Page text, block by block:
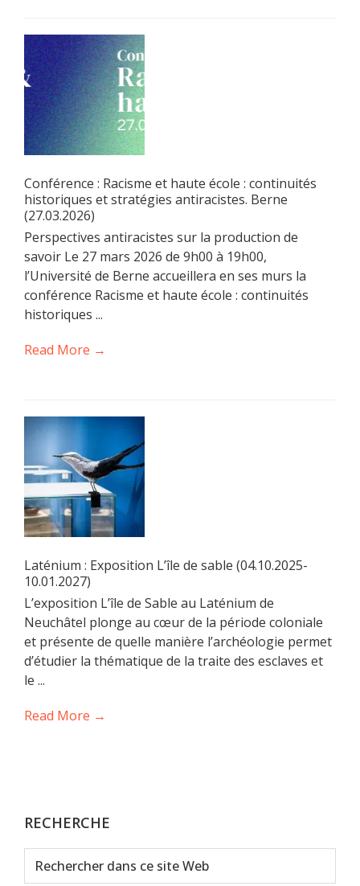
Conférence : Racisme et haute école : continuités
historiques et stratégies antiracistes. Berne
(27.03.2026)
Perspectives antiracistes sur la production de
savoir Le 27 mars 2026 de 9h00 à 19h00,
l’Université de Berne accueillera en ses murs la
conférence Racisme et haute école : continuités
historiques ...
Read More →
Laténium : Exposition L’île de sable (04.10.2025-
10.01.2027)
L’exposition L’île de Sable au Laténium de
Neuchâtel plonge au cœur de la période coloniale
et présente de quelle manière l’archéologie permet
d’étudier la thématique de la traite des esclaves et
le ...
Read More →
RECHERCHE
Rechercher
dans